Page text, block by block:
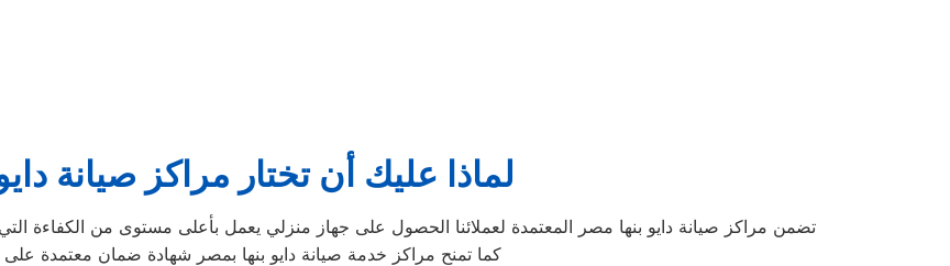
لماذا عليك أن تختار مراكز صيانة
تضمن مراكز صيانة دايو بنها مصر المعتمدة لعملائنا الحصول على جهاز منزلي يعمل بأعلى مستوى من الكفاءة التي
كما تمنح مراكز خدمة صيانة دايو بنها بمصر شهادة ضمان معتمدة على